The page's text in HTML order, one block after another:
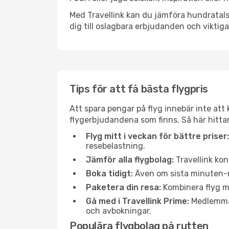
Med Travellink kan du jämföra
dig till oslagbara erbjudanden och
Tips för att få bästa flygpris
Att spara pengar på flyg innebär inte att
flygerbjudandena som finns. Så här
Flyg mitt i veckan för bättre priser:
resebelastning.
Jämför alla flygbolag: Travellink
Boka tidigt: Även om sista
Paketera din resa: Kombinera flyg
Gå med i Travellink Prime:
och avbokningar.
Populära flygbolag på rutten